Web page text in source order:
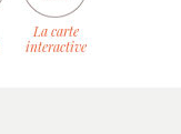
La carte
interactive